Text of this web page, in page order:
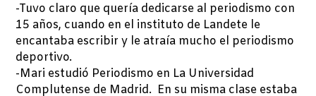
-Tuvo claro que quería dedicarse al periodismo con
15 años, cuando en el instituto de Landete le
encantaba escribir y le atraía mucho el periodismo
deportivo.
-Mari estudió Periodismo en La Universidad
Complutense de Madrid. En su misma clase estaba